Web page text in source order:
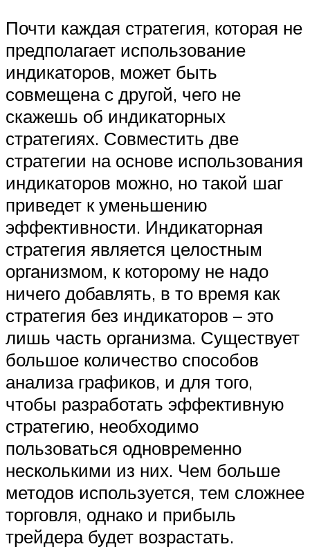
Почти каждая стратегия, которая не
предполагает использование
индикаторов, может быть
совмещена с другой, чего не
скажешь об индикаторных
стратегиях. Совместить две
стратегии на основе использования
индикаторов можно, но такой шаг
приведет к уменьшению
эффективности. Индикаторная
стратегия является целостным
организмом, к которому не надо
ничего добавлять, в то время как
стратегия без индикаторов – это
лишь часть организма. Существует
большое количество способов
анализа графиков, и для того,
чтобы разработать эффективную
стратегию, необходимо
пользоваться одновременно
несколькими из них. Чем больше
методов используется, тем сложнее
торговля, однако и прибыль
трейдера будет возрастать.